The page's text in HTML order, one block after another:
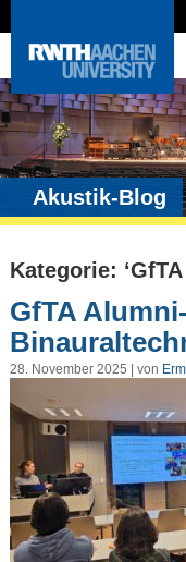
Akustik-Blog
Kategorie: ‘GfTA
GfTA
28. November 2025 | von